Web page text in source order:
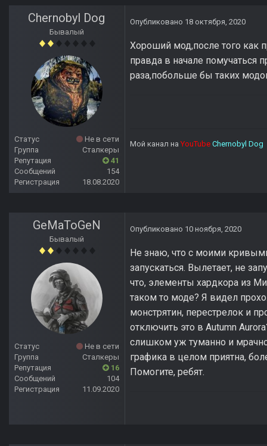
Chernobyl Dog
Бывалый
Статус
Не в сети
Группа
Сталкеры
Репутация
41
Сообщений
154
Регистрация
18.08.2020
Опубликовано 18 октября, 2020
Хороший мод,после того как
правда в начале помучаться
раза,побольше бы таких
Мой канал на YouTube Chernobyl Dog
GeMaToGeN
Бывалый
Статус
Не в сети
Группа
Сталкеры
Репутация
16
Сообщений
104
Регистрация
11.09.2020
Опубликовано 10 ноября, 2020
Не знаю, что с моими
запускаться. Вылетает, не
что, элементы хардкора из
таком то моде? Я видел
монстрятин, перестрелок и
отключить это в Autumn
слишком уж туманно и
графика в целом приятна,
Помогите, ребят.